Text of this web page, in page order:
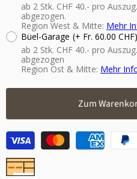
ab 2 Stk. CHF 40.- pro
abgezogen.
Region West & Mitte: Mehr
Büel-Garage (+ Fr. 60.00 CHF)
ab 2 Stk. CHF 40.- pro
abgezogen
Region Ost & Mitte: Mehr
Zum